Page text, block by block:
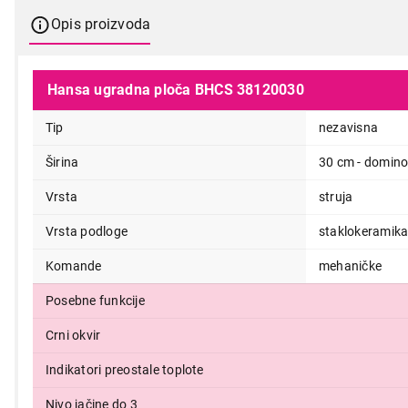
Opis proizvoda
Hansa ugradna ploča BHCS 38120030
Tip nezavisna
Širina 30 cm -
Vrsta struja
Vrsta podloge staklokeramika
Komande mehaničke
Posebne funkcije
Crni okvir
Indikatori preostale toplote
Nivo jačine do 3